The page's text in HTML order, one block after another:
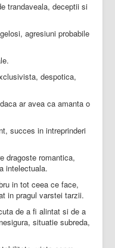
trandaveala, deceptii si
agresiuni probabile
despotica,
ar avea ca amanta o
succes in intreprinderi
dragoste romantica,
intelectuala.
in tot ceea ce face,
in pragul varstei tarzii.
de a fi alintat si de a
situatie subreda,